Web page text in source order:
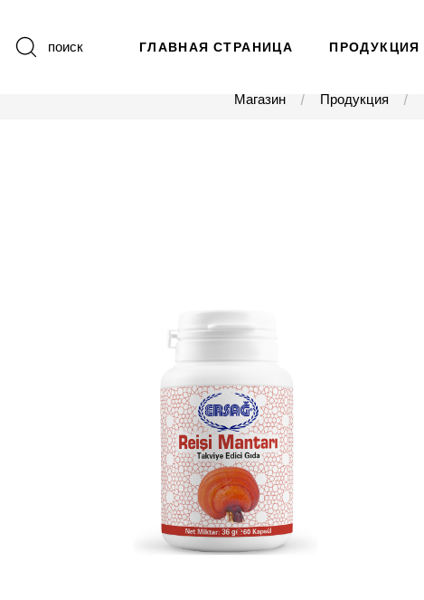
поиск ГЛАВНАЯ СТРАНИЦА ПРОДУКЦИЯ
Магазин Продукция